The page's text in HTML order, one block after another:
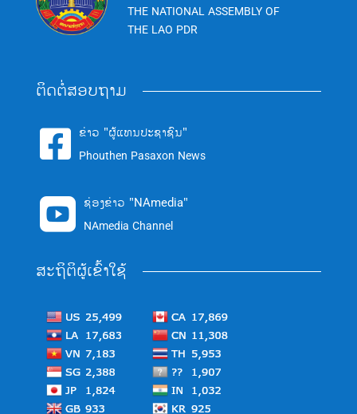
THE NATIONAL ASSEMBLY OF
THE LAO PDR
ຕິດຕໍ່ສອບຖາມ
 ຂ່າວ "ຜູ້ແທນປະຊາຊົນ"
Phouthen Pasaxon News
 ຊ່ອງຂ່າວ "NAmedia"
NAmedia Channel
ສະຖິຕິຜູ້ເຂົ້າໃຊ້